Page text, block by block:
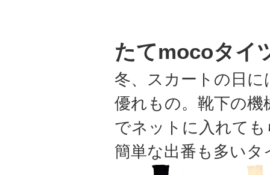
たてmocoタイ
冬、スカートの日
優れもの。靴下の
でネットに入れて
簡単な出番も多いタ